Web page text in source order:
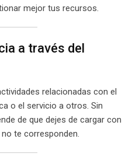
mejor tus recursos.
a través del
relacionadas con el
o el servicio a otros. Sin
de que dejes de cargar con
te corresponden.